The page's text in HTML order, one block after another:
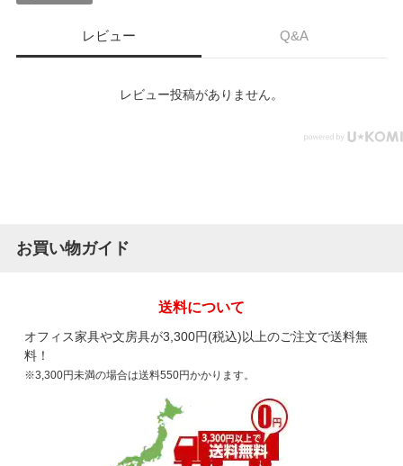
レビュー Q&A
レビュー投稿がありません。
お買い物ガイド
送料について
オフィス家具や文房具が3,300円(税込)以上のご注文で送料無
料！
※3,300円未満の場合は送料550円かかります。